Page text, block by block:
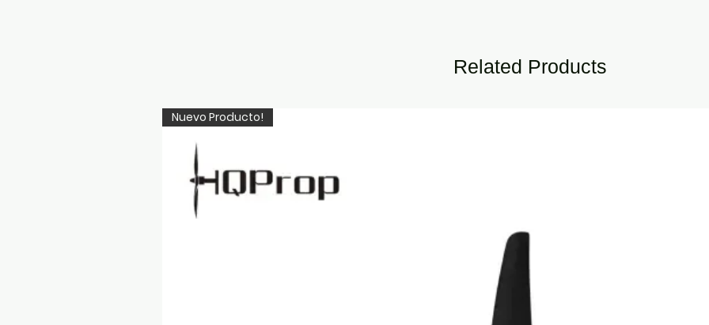
Related Products
Nuevo Producto!